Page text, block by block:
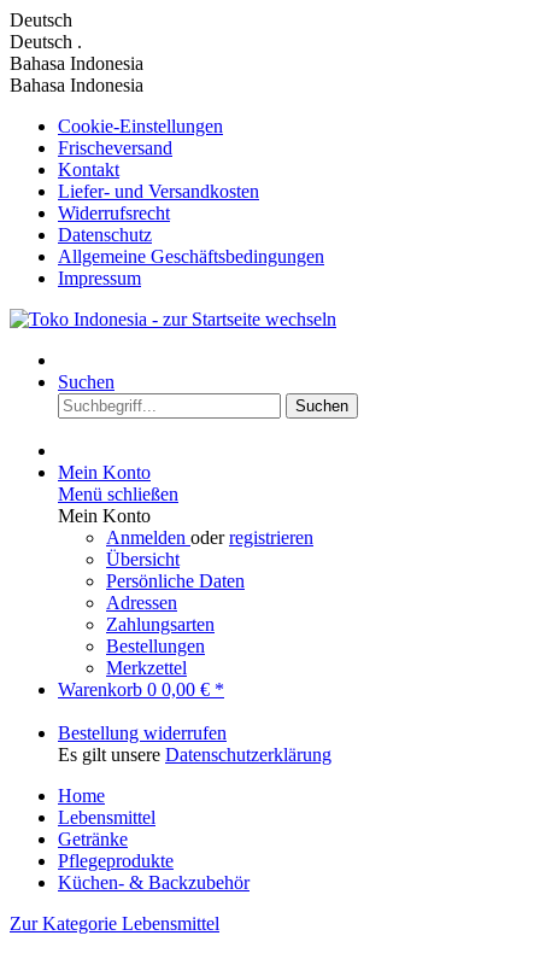
Deutsch
Deutsch .
Bahasa Indonesia
Bahasa Indonesia
Cookie-Einstellungen
Frischeversand
Kontakt
Liefer- und Versandkosten
Widerrufsrecht
Datenschutz
Allgemeine Geschäftsbedingungen
Impressum
Suchen
Suchen
Mein Konto
Menü schließen
Mein Konto
Anmelden oderregistrieren
Übersicht
Persönliche Daten
Adressen
Zahlungsarten
Bestellungen
Merkzettel
Warenkorb 0 0,00 € *
Bestellung widerrufen
Es gilt unsere Datenschutzerklärung
Home
Lebensmittel
Getränke
Pflegeprodukte
Küchen- & Backzubehör
Zur Kategorie Lebensmittel